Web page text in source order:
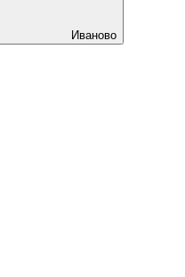
Иваново